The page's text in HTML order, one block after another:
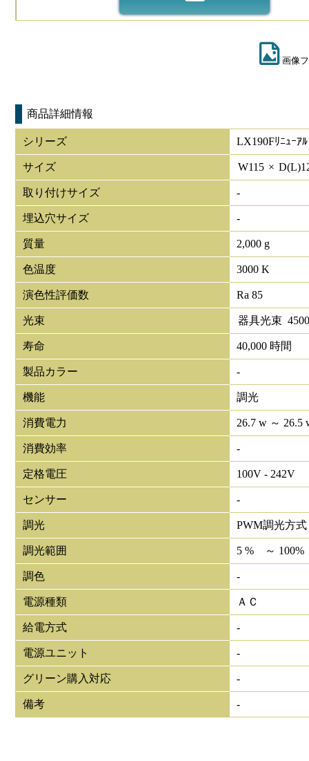
画像
商品詳細情報
シリーズ LX190Fﾘﾆｭｰｱﾙ
サイズ W115 × D(L)
取り付けサイズ -
埋込穴サイズ -
質量 2,000 g
色温度 3000 K
演色性評価数 Ra 85
光束 器具光束
寿命 40,000 時間
製品カラー -
機能 調光
消費電力 26.7 w ～ 26.5
消費効率 -
定格電圧 100V - 242V
センサー -
調光 PWM調光方式
調光範囲 5 % ～ 100%
調色 -
電源種類 ＡＣ
給電方式 -
電源ユニット -
グリーン購入対応 -
備考 -